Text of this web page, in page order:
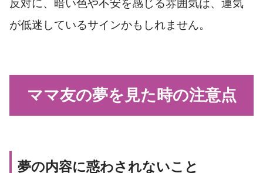
反対に、暗い色や不安を感じる雰囲気は、運気
が低迷しているサインかもしれません。
ママ友の夢を見た時の注意点
夢の内容に惑わされないこと